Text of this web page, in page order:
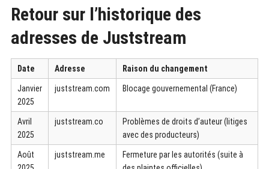
Retour sur l’historique des
adresses de Juststream
Date Adresse Raison du changement
Janvier
2025
juststream.com Blocage gouvernemental (France)
Avril
2025
juststream.co
Problèmes de droits d’auteur (litiges
avec des producteurs)
Août
juststream.me
Fermeture par les autorités (suite à